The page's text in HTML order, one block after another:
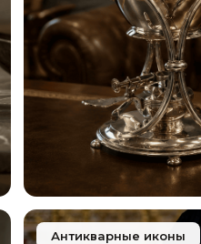
Антикварные иконы